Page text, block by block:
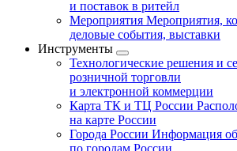
и поставок в ритейл
Мероприятия Мероприятия,
деловые события, выставки
Инструменты
Технологические решения и
розничной торговли
и электронной коммерции
Карта ТК и ТЦ России
на карте России
Города России Информация об
по городам России